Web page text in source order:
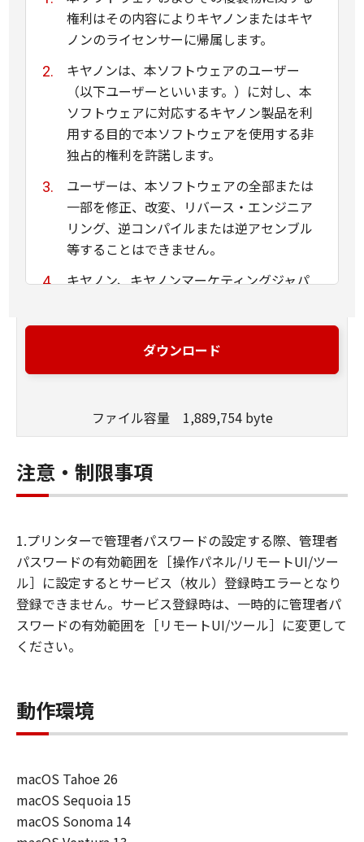
権利はその内容によりキヤノンまたはキヤ
ノンのライセンサーに帰属します。
キヤノンは、本ソフトウェアのユーザー
（以下ユーザーといいます。）に対し、本
ソフトウェアに対応するキヤノン製品を利
用する目的で本ソフトウェアを使用する非
独占的権利を許諾します。
ユーザーは、本ソフトウェアの全部または
一部を修正、改変、リバース・エンジニア
リング、逆コンパイルまたは逆アセンブル
等することはできません。
キヤノン、キヤノンマーケティングジャパ
は、本ソフトウェアがユーザーの特定の目
的のために適当であること、もしくは有用
ていかなる保証もいたしません。
キヤノン、キヤノンマーケティングジャパ
ン株式会社およびキヤノンのライセンサー
は、本ソフトウェアの使用に付随または関
連して生ずる直接的または間接的な損失、
一切の責任を負いません。
ユーザーは、日本国政府または該当国の政
府より必要な許可等を得ることなしに、本
ソフトウェアの全部または一部を、直接ま
たは間接に輸出してはなりません。
ダウンロード
ファイル容量 1,889,754 byte
注意・制限事項
1.プリンターで管理者パスワードの設定する際、管理者
パスワードの有効範囲を［操作パネル/リモートUI/ツー
ル］に設定するとサービス（枚ル）登録時エラーとなり
登録できません。サービス登録時は、一時的に管理者パ
スワードの有効範囲を［リモートUI/ツール］に変更して
ください。
動作環境
macOS Tahoe 26
macOS Sequoia 15
macOS Sonoma 14